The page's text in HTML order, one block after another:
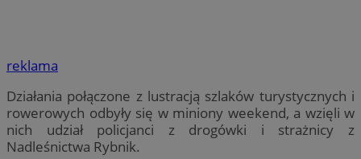
reklama
Działania połączone z lustracją szlaków turystycznych i
rowerowych odbyły się w miniony weekend, a wzięli w
nich udział policjanci z drogówki i strażnicy z
Nadleśnictwa Rybnik.